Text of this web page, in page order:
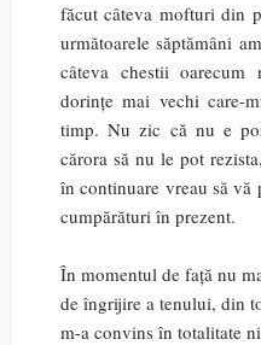
făcut câteva mofturi din
următoarele săptămâni
câteva chestii oarecum
dorințe mai vechi care-
timp. Nu zic că nu e
cărora să nu le pot
în continuare vreau să vă
cumpărături în prezent.
În momentul de față nu
de îngrijire a tenului, din
m-a convins în totalitate